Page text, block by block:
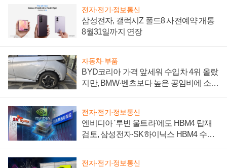
전자·전기·정보통신
삼성전자, 갤럭시Z 폴드8 사전예약 개통
8월31일까지 연장
자동차·부품
BYD코리아 가격 앞세워 수입차 4위 올랐
지만, BMW·벤츠보다 높은 공임비에 소비
전자·전기·정보통신
엔비디아 '루빈 울트라'에도 HBM4 탑재
검토, 삼성전자·SK하이닉스 HBM4 수율
전자·전기·정보통신